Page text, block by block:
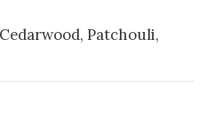
Patchouli,